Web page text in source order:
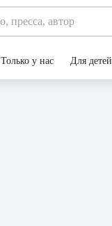
Только у нас Для детей